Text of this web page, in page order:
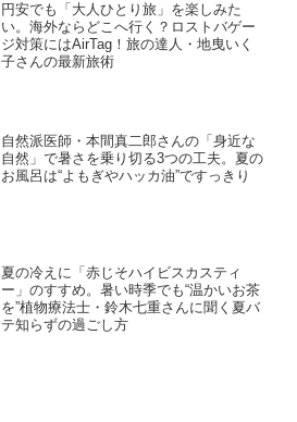
円安でも「大人ひとり旅」を楽しみた
い。海外ならどこへ行く？ロストバゲー
ジ対策にはAirTag！旅の達人・地曳いく
子さんの最新旅術
自然派医師・本間真二郎さんの「身近な
自然」で暑さを乗り切る3つの工夫。夏の
お風呂は“よもぎやハッカ油”ですっきり
夏の冷えに「赤じそハイビスカスティ
ー」のすすめ。暑い時季でも“温かいお茶
を”植物療法士・鈴木七重さんに聞く夏バ
テ知らずの過ごし方